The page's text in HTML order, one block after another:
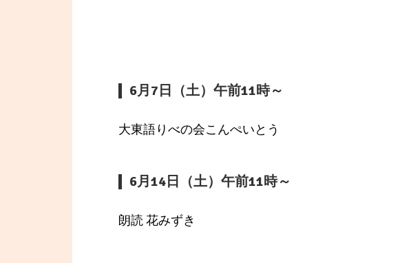
6月7日（土）午前11時～
大東語りべの会こんぺいとう
6月14日（土）午前11時～
朗読 花みずき